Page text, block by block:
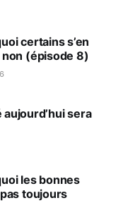
certains s’en
(épisode 8)
sera
les bonnes
toujours